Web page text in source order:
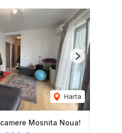
Harta
Next
Mosnita Noua!